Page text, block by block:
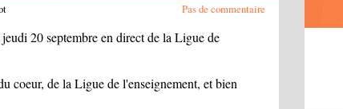
Pas de commentaire
20 septembre en direct de la Ligue de
coeur, de la Ligue de l'enseignement, et bien